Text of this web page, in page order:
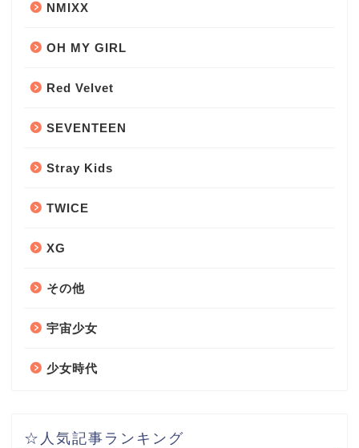
NMIXX
OH MY GIRL
Red Velvet
SEVENTEEN
Stray Kids
TWICE
XG
その他
宇宙少女
少女時代
☆人気記事ランキング